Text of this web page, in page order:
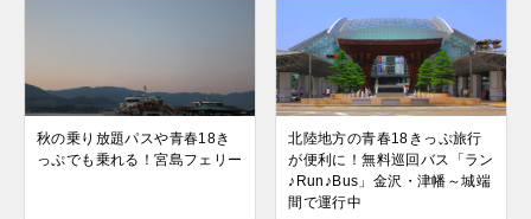
秋の乗り放題パスや青春18き
っぷでも乗れる！宮島フェリー
北陸地方の青春18きっぷ旅行
が便利に！無料巡回バス「ラン
♪Run♪Bus」金沢・津幡～城端
間で運行中